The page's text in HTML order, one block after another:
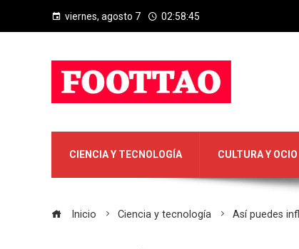
viernes, agosto 7 02:58:45
CIENCIA Y TECNOLOGÍA CULTURA Y OCIO
Inicio Ciencia y tecnología Así puedes